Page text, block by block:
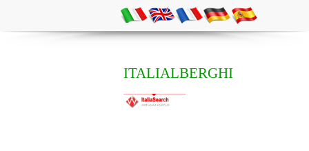
ITALIALBERGHI